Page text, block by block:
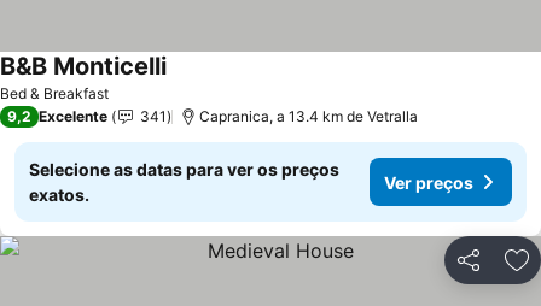
Bed & Breakfast
B&B Monticelli
9,2 Excelente 341 Capranica, a 13.4 km de Vetralla
Selecione as datas para ver os preços
exatos.
Ver preços
Partilhar